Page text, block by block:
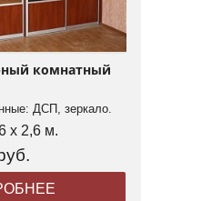
комнатный
ДСП, зеркало.
x 2,6 м.